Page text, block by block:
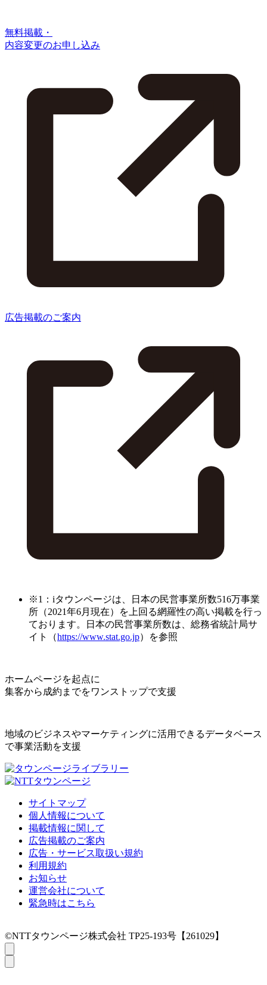
無料掲載・
内容変更のお申し込み
広告掲載のご案内
※1：iタウンページは、日本の民営事業所数516万事業
所（2021年6月現在）を上回る網羅性の高い掲載を行っ
ております。日本の民営事業所数は、総務省統計局サ
イト（https://www.stat.go.jp）を参照
ホームページを起点に
集客から成約までをワンストップで支援
地域のビジネスやマーケティングに活用できるデータベース
で事業活動を支援
サイトマップ
個人情報について
掲載情報に関して
広告掲載のご案内
広告・サービス取扱い規約
利用規約
お知らせ
運営会社について
緊急時はこちら
©NTTタウンページ株式会社 TP25-193号【261029】